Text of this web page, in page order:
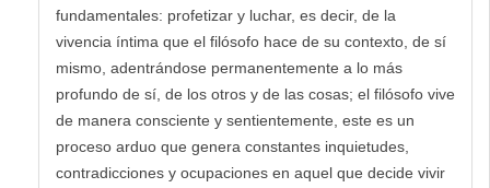
fundamentales: profetizar y luchar, es decir, de la
vivencia íntima que el filósofo hace de su contexto, de sí
mismo, adentrándose permanentemente a lo más
profundo de sí, de los otros y de las cosas; el filósofo vive
de manera consciente y sentientemente, este es un
proceso arduo que genera constantes inquietudes,
contradicciones y ocupaciones en aquel que decide vivir